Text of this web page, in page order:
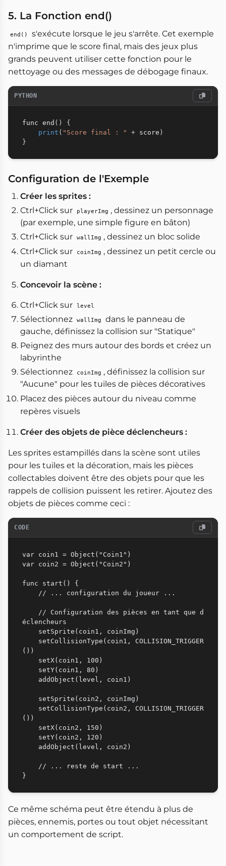
5. La Fonction end()
end()
s'exécute lorsque le jeu s'arrête. Cet exemple
n'imprime que le score final, mais des jeux plus
grands peuvent utiliser cette fonction pour le
nettoyage ou des messages de débogage finaux.
PYTHON
func end ( )
{
print ( "Score final : " + score )
}
Configuration de l'Exemple
Créer les sprites :
Ctrl+Click sur
playerImg , dessinez un personnage
(par exemple, une simple figure en bâton)
Ctrl+Click sur wallImg , dessinez un bloc solide
Ctrl+Click sur
coinImg , dessinez un petit cercle ou
un diamant
Concevoir la scène :
Ctrl+Click sur level
Sélectionnez wallImg
dans le panneau de
gauche, définissez la collision sur "Statique"
Peignez des murs autour des bords et créez un
labyrinthe
Sélectionnez
coinImg , définissez la collision sur
"Aucune" pour les tuiles de pièces décoratives
Placez des pièces autour du niveau comme
repères visuels
Créer des objets de pièce déclencheurs :
Les sprites estampillés dans la scène sont utiles
pour les tuiles et la décoration, mais les pièces
collectables doivent être des objets pour que les
rappels de collision puissent les retirer. Ajoutez des
objets de pièces comme ceci :
CODE
var coin1 = Object("Coin1")
var coin2 = Object("Coin2")
func start() {
éclencheurs
())
())
Ce même schéma peut être étendu à plus de
pièces, ennemis, portes ou tout objet nécessitant
un comportement de script.